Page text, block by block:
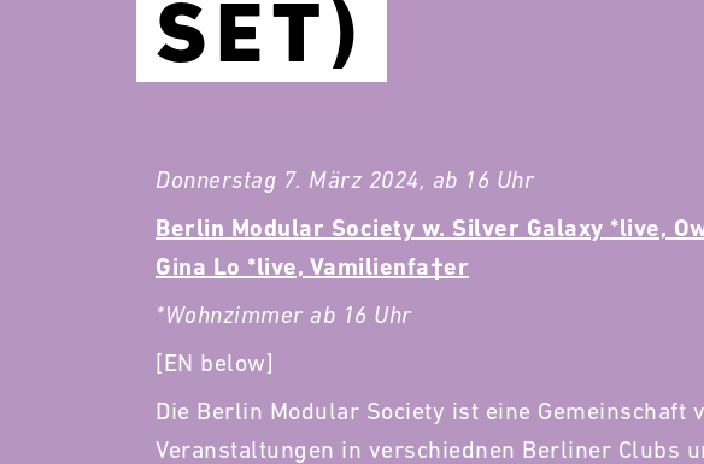
SET)
Donnerstag 7. März 2024, ab 16 Uhr
Berlin Modular Society w. Silver Galaxy *live,
Gina Lo *live, Vamilienfa†er
*Wohnzimmer ab 16 Uhr
[EN below]
Die Berlin Modular Society ist eine Gemeinschaft
Veranstaltungen in verschiednen Berliner Clubs